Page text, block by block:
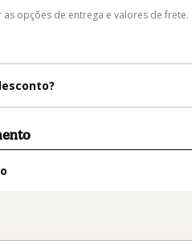
opções de entrega e valores de frete.